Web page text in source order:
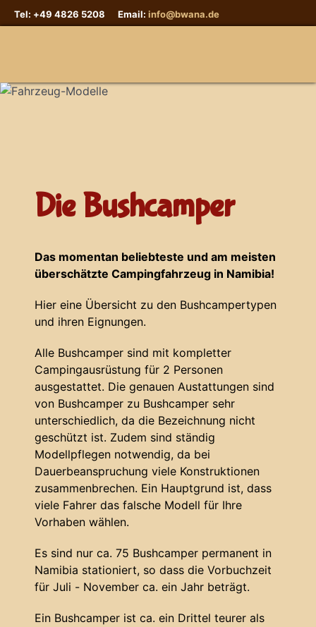
Tel: +49 4826 5208 Email: info@bwana.de
Sprache auswählen
Die Bushcamper
Das momentan beliebteste und am meisten
überschätzte Campingfahrzeug in Namibia!
Hier eine Übersicht zu den Bushcampertypen
und ihren Eignungen.
Alle Bushcamper sind mit kompletter
Campingausrüstung für 2 Personen
ausgestattet. Die genauen Austattungen sind
von Bushcamper zu Bushcamper sehr
unterschiedlich, da die Bezeichnung nicht
geschützt ist. Zudem sind ständig
Modellpflegen notwendig, da bei
Dauerbeanspruchung viele Konstruktionen
zusammenbrechen. Ein Hauptgrund ist, dass
viele Fahrer das falsche Modell für Ihre
Vorhaben wählen.
Es sind nur ca. 75 Bushcamper permanent in
Namibia stationiert, so dass die Vorbuchzeit
für Juli - November ca. ein Jahr beträgt.
Ein Bushcamper ist ca. ein Drittel teurer als